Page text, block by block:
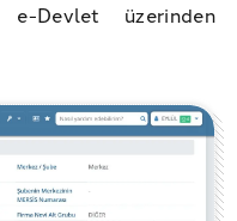
Devlet üzerinden